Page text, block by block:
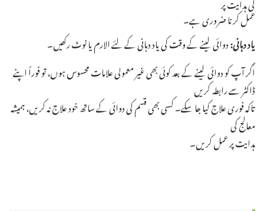
عمل کرنا ضروری ہے۔
یاد دہانی:دوائی لینے کے وقت کی یاد دہانی کے لئے الارم یا نوٹ رکھیں۔
اگر آپ کو دوائی لینے کے بعد کوئی بھی غیر معمولی علامات محسوس ہوں، تو فوراً اپنے
ڈاکٹر سے رابطہ کریں
تاکہ فوری علاج کیا جا سکے۔ کسی بھی قسم کی دوائی کے ساتھ خود علاج نہ کریں، ہمیشہ
معالج کی
ہدایت پر عمل کریں۔